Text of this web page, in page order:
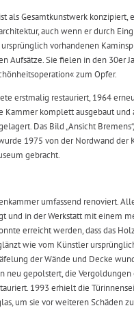
als Gesamtkunstwerk konzipiert,
auch wenn er durch
vorhandenen
Aufsätze. Sie fielen in den 30er
zum Opfer.
erstmalig restauriert, 1964
Kammer komplett ausgebaut und
Das Bild „Ansicht
1975 von der Nordwand der
gebracht.
umfassend renoviert.
und in der Werkstatt mit einem
erreicht werden, dass das
wie vom Künstler
der Wände und Decke
neu gepolstert, die
1993 erhielt die
um sie vor weiteren Schäden